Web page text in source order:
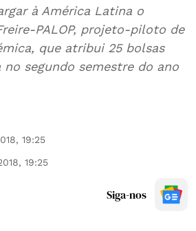
à América Latina o
PALOP, projeto-piloto de
que atribui 25 bolsas
no segundo semestre do ano
19:25
19:25
Siga-nos